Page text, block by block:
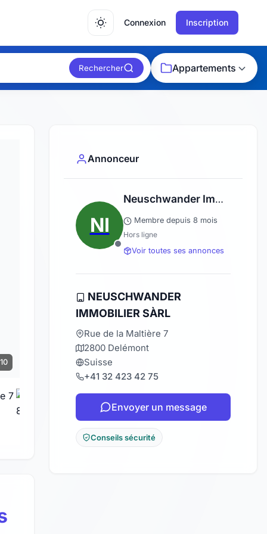
Connexion Inscription
Rechercher Appartements
Annonceur
NI
Neuschwander Immobilier
Membre depuis 8 mois
Hors ligne
Voir toutes ses annonces
NEUSCHWANDER
IMMOBILIER SÀRL
Rue de la Maltière 7
2800 Delémont
Suisse
+41 32 423 42 75
Envoyer un message
Conseils sécurité